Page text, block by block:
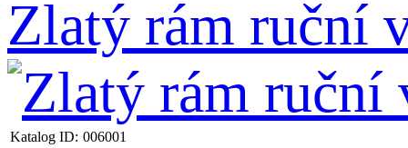
Zlatý rám ruční
Katalog ID: 006001